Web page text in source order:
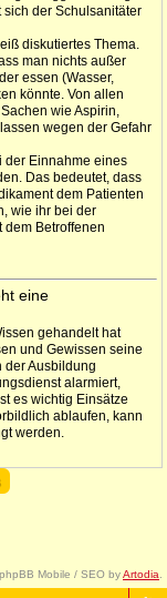
der Schulsanitäter
diskutiertes Thema.
man nichts außer
essen (Wasser,
könnte. Von allen
wie Aspirin,
wegen der Gefahr
der Einnahme eines
Das bedeutet, dass
dem Patienten
wie ihr bei der
dem Betroffenen
eine
gehandelt hat
und Gewissen seine
der Ausbildung
alarmiert,
es wichtig Einsätze
ablaufen, kann
werden.
phpBB Mobile / SEO byArtodia